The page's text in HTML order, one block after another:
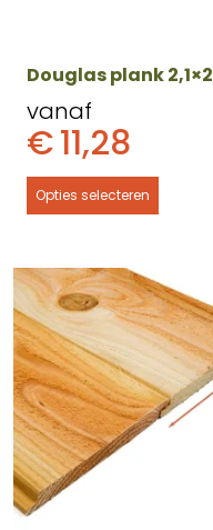
vanaf
€11,28
Opties selecteren
productpagina